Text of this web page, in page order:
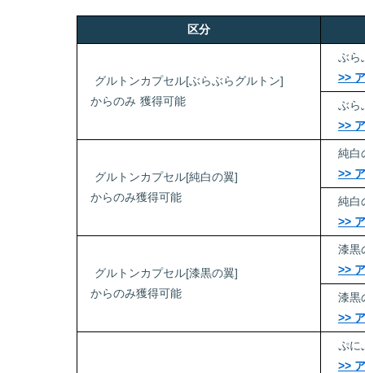
区分
グルトンカプセル[ぶらぶらグルトン]
からのみ 獲得可能
ぶら
>>
ぶら
>>
グルトンカプセル[純白の翼]
からのみ獲得可能
純白
>>
純白
>>
グルトンカプセル[漆黒の翼]
からのみ獲得可能
漆黒
>>
漆黒
>>
ぷに
>>